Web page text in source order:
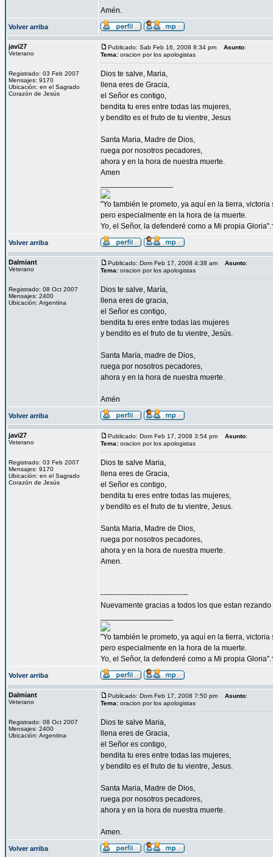
Amén.
Volver arriba
javi27
Veterano
Registrado: 03 Feb 2007
Mensajes: 9170
Ubicación: en el Sagrado
Corazón de Jesús
Publicado: Sab Feb 16, 2008 8:34 pm Asunto:
Tema: oracion por los apologistas
Dios te salve, Maria,
llena eres de Gracia,
el Señor es contigo,
bendita tu eres entre todas las mujeres,
y bendito es el fruto de tu vientre, Jesus
Santa Maria, Madre de Dios,
ruega por nosotros pecadores,
ahora y en la hora de nuestra muerte.
Amen
"Yo también le prometo, ya aquí en la tierra,
pero especialmente en la hora de la muerte.
Yo, el Señor, la defenderé como a Mi propia
Volver arriba
Dalmiant
Veterano
Registrado: 08 Oct 2007
Mensajes: 2400
Ubicación: Argentina
Publicado: Dom Feb 17, 2008 4:38 am Asunto:
Tema: oracion por los apologistas
Dios te salve, María,
llena eres de gracia,
el Señor es contigo,
bendita tu eres entre todas las mujeres
y bendito es el fruto de tu vientre, Jesús.
Santa María, madre de Dios,
ruega por nosotros pecadores,
ahora y en la hora de nuestra muerte.
Amén
Volver arriba
javi27
Veterano
Registrado: 03 Feb 2007
Mensajes: 9170
Ubicación: en el Sagrado
Corazón de Jesús
Publicado: Dom Feb 17, 2008 3:54 pm Asunto:
Tema: oracion por los apologistas
Dios te salve Maria,
llena eres de Gracia,
el Señor es contigo,
bendita tu eres entre todas las mujeres,
y bendito es el fruto de tu vientre, Jesus.
Santa Maria, Madre de Dios,
ruega por nosotros pecadores,
ahora y en la hora de nuestra muerte.
Amen.
------------------------------------
Nuevamente gracias a todos los que estan
"Yo también le prometo, ya aquí en la tierra,
pero especialmente en la hora de la muerte.
Yo, el Señor, la defenderé como a Mi propia
Volver arriba
Dalmiant
Veterano
Registrado: 08 Oct 2007
Mensajes: 2400
Ubicación: Argentina
Publicado: Dom Feb 17, 2008 7:50 pm Asunto:
Tema: oracion por los apologistas
Dios te salve Maria,
llena eres de Gracia,
el Señor es contigo,
bendita tu eres entre todas las mujeres,
y bendito es el fruto de tu vientre, Jesus.
Santa Maria, Madre de Dios,
ruega por nosotros pecadores,
ahora y en la hora de nuestra muerte.
Amen.
Volver arriba